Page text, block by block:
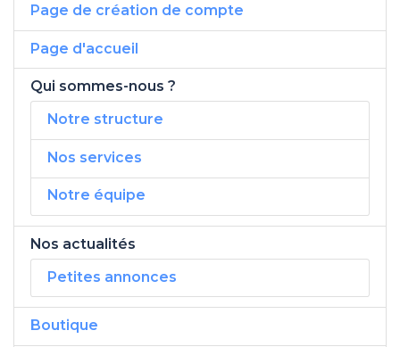
Page de création de compte
Page d'accueil
Qui sommes-nous ?
Notre structure
Nos services
Notre équipe
Nos actualités
Petites annonces
Boutique